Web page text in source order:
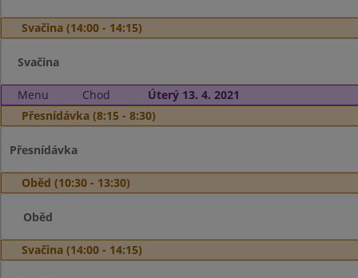
Svačina (14:00 - 14:15)
Svačina
Menu Chod
Úterý 13. 4. 2021
Přesnídávka (8:15 - 8:30)
Přesnídávka
Oběd (10:30 - 13:30)
Oběd
Svačina (14:00 - 14:15)